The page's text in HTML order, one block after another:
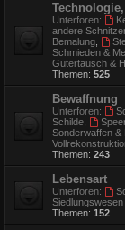
Unterforen:
andere
Bemalung
Schmieden &
Gütertausch &
Themen: 525
Bewaffnung
Unterforen:
Schilde
Sonderwaffen &
Themen: 243
Lebensart
Unterforen:
Siedlungswesen
Themen: 152